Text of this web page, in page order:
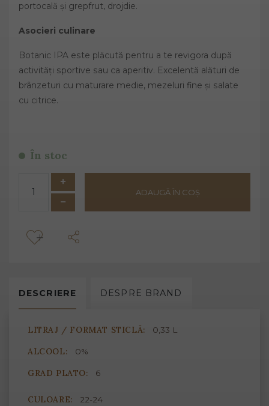
portocală și grepfrut, drojdie.
Asocieri culinare
Botanic IPA este plăcută pentru a te revigora după
activități sportive sau ca aperitiv. Excelentă alături de
brânzeturi cu maturare medie, mezeluri fine și salate
cu citrice.
În stoc
ADAUGĂ ÎN COȘ
DESCRIERE DESPRE BRAND
LITRAJ / FORMAT STICLĂ: 0,33 L
ALCOOL: 0%
GRAD PLATO: 6
CULOARE: 22-24